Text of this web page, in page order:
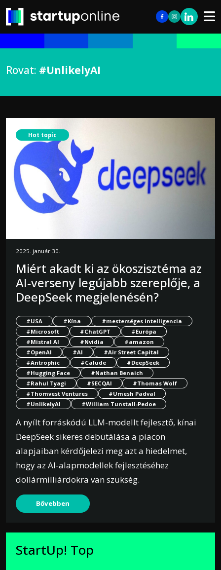
Rovat: #UnlikelyAI
Hot topic
2025. január 30.
Miért akadt ki az ökoszisztéma az
AI-verseny legújabb szereplője, a
DeepSeek megjelenésén?
#USA #Kína
#mesterséges intelligencia
#Microsoft
#ChatGPT
#Európa
#Mistral AI
#Nvidia
#amazon
#OpenAI
#AI
#Air Street Capital
#Antrophic
#Calude
#DeepSeek
#Hugging Face
#Nathan Benaich
#Rahul Tyagi
#SECQAI
#Thomas Wolf
#Thomvest Ventures
#Umesh Padval
#UnlikelyAI
#William Tunstall-Pedoe
A nyílt forráskódú LLM-modellt fejlesztő, kínai
DeepSeek sikeres debütálása a piacon
alapjaiban kérdőjelezi meg azt a hiedelmet,
hogy az AI-alapmodellek fejlesztéséhez
dollármilliárdokra van szükség.
Bővebben
StartUp! Top